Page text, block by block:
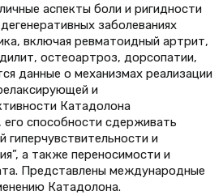
аспекты боли и ригидности
заболеваниях
включая ревматоидный артрит,
остеоартроз, дорсопатии,
данные о механизмах реализации
и
Катадолона
способности сдерживать
гиперчувствительности и
а также переносимости и
Представлены международные
Катадолона.